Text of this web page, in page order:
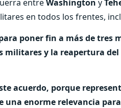
entreWashington y
en todos los frentes,
poner fin a más de tres
militares y la reapertura del
acuerdo, porque
una enorme relevancia